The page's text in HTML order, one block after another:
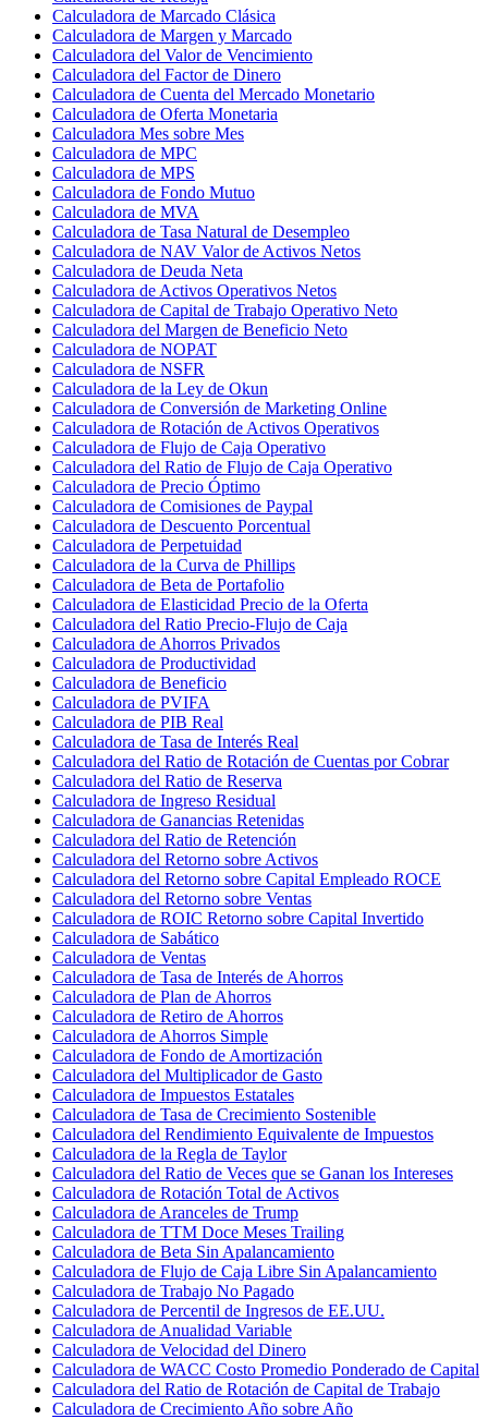
Calculadora de Marcado Clásica
Calculadora de Margen y Marcado
Calculadora del Valor de Vencimiento
Calculadora del Factor de Dinero
Calculadora de Cuenta del Mercado Monetario
Calculadora de Oferta Monetaria
Calculadora Mes sobre Mes
Calculadora de MPC
Calculadora de MPS
Calculadora de Fondo Mutuo
Calculadora de MVA
Calculadora de Tasa Natural de Desempleo
Calculadora de NAV Valor de Activos Netos
Calculadora de Deuda Neta
Calculadora de Activos Operativos Netos
Calculadora de Capital de Trabajo Operativo Neto
Calculadora del Margen de Beneficio Neto
Calculadora de NOPAT
Calculadora de NSFR
Calculadora de la Ley de Okun
Calculadora de Conversión de Marketing Online
Calculadora de Rotación de Activos Operativos
Calculadora de Flujo de Caja Operativo
Calculadora del Ratio de Flujo de Caja Operativo
Calculadora de Precio Óptimo
Calculadora de Comisiones de Paypal
Calculadora de Descuento Porcentual
Calculadora de Perpetuidad
Calculadora de la Curva de Phillips
Calculadora de Beta de Portafolio
Calculadora de Elasticidad Precio de la Oferta
Calculadora del Ratio Precio-Flujo de Caja
Calculadora de Ahorros Privados
Calculadora de Productividad
Calculadora de Beneficio
Calculadora de PVIFA
Calculadora de PIB Real
Calculadora de Tasa de Interés Real
Calculadora del Ratio de Rotación de Cuentas por Cobrar
Calculadora del Ratio de Reserva
Calculadora de Ingreso Residual
Calculadora de Ganancias Retenidas
Calculadora del Ratio de Retención
Calculadora del Retorno sobre Activos
Calculadora del Retorno sobre Capital Empleado ROCE
Calculadora del Retorno sobre Ventas
Calculadora de ROIC Retorno sobre Capital Invertido
Calculadora de Sabático
Calculadora de Ventas
Calculadora de Tasa de Interés de Ahorros
Calculadora de Plan de Ahorros
Calculadora de Retiro de Ahorros
Calculadora de Ahorros Simple
Calculadora de Fondo de Amortización
Calculadora del Multiplicador de Gasto
Calculadora de Impuestos Estatales
Calculadora de Tasa de Crecimiento Sostenible
Calculadora del Rendimiento Equivalente de Impuestos
Calculadora de la Regla de Taylor
Calculadora del Ratio de Veces que se Ganan los Intereses
Calculadora de Rotación Total de Activos
Calculadora de Aranceles de Trump
Calculadora de TTM Doce Meses Trailing
Calculadora de Beta Sin Apalancamiento
Calculadora de Flujo de Caja Libre Sin Apalancamiento
Calculadora de Trabajo No Pagado
Calculadora de Percentil de Ingresos de EE.UU.
Calculadora de Anualidad Variable
Calculadora de Velocidad del Dinero
Calculadora de WACC Costo Promedio Ponderado de Capital
Calculadora del Ratio de Rotación de Capital de Trabajo
Calculadora de Crecimiento Año sobre Año